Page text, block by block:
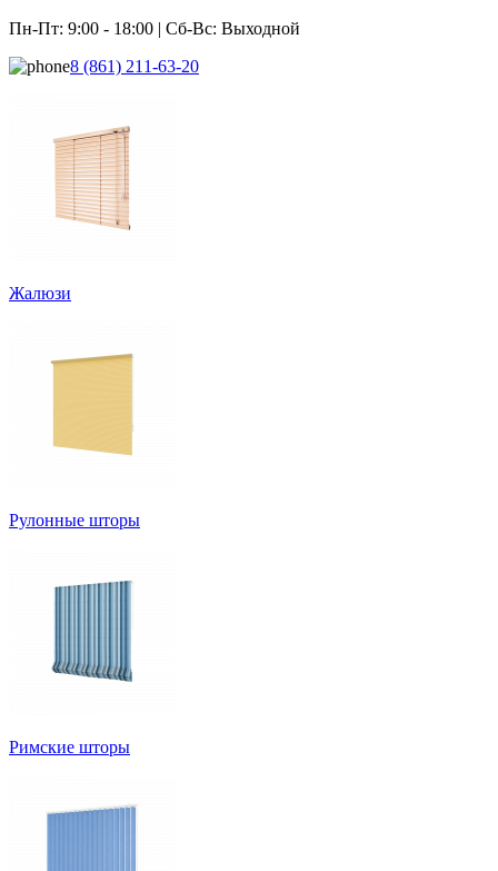
Пн-Пт: 9:00 - 18:00 | Сб-Вс: Выходной
8 (861) 211-63-20
Жалюзи
Рулонные шторы
Римские шторы